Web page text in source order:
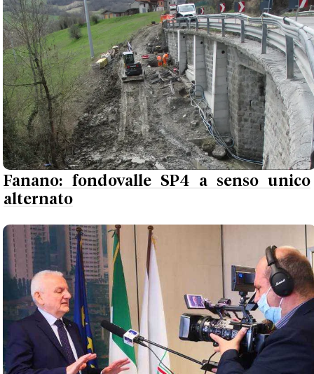
Fanano: fondovalle SP4 a senso unico
alternato